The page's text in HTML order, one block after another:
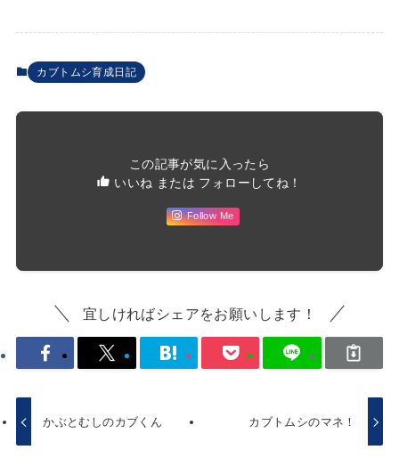
カブトムシ育成日記
この記事が気に入ったら
いいね または フォローしてね！
Follow Me
宜しければシェアをお願いします！
かぶとむしのカブくん カブトムシのマネ！